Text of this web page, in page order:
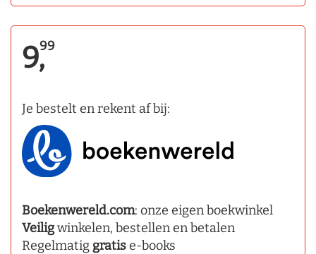
9,99
Je bestelt en rekent af bij:
Boekenwereld.com: onze eigen boekwinkel
Veiligwinkelen, bestellen en betalen
Regelmatig gratise-books